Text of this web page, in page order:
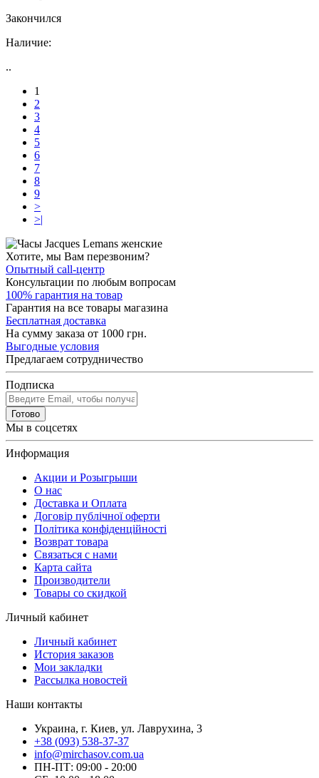
Закончился
Наличие:
..
1
2
3
4
5
6
7
8
9
>
>|
Хотите, мы Вам перезвоним?
Опытный call-центр
Консультации по любым вопросам
100% гарантия на товар
Гарантия на все товары магазина
Бесплатная доставка
На сумму заказа от 1000 грн.
Выгодные условия
Предлагаем сотрудничество
Подписка
Готово
Мы в соцсетях
Информация
Акции и Розыгрыши
О нас
Доставка и Оплата
Договір публічної оферти
Політика конфіденційності
Возврат товара
Связаться с нами
Карта сайта
Производители
Товары со скидкой
Личный кабинет
Личный кабинет
История заказов
Мои закладки
Рассылка новостей
Наши контакты
Украина, г. Киев, ул. Лаврухина, 3
+38 (093) 538-37-37
info@mirchasov.com.ua
ПН-ПТ: 09:00 - 20:00